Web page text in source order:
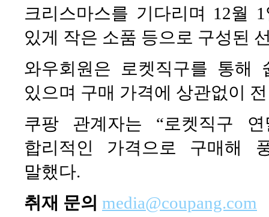
크리스마스를 기다리며 12월
있게 작은 소품 등으로 구성된
와우회원은 로켓직구를 통해
있으며 구매 가격에 상관없이
쿠팡 관계자는 “로켓직구
합리적인 가격으로 구매해
말했다.
취재 문의 media@coupang.com